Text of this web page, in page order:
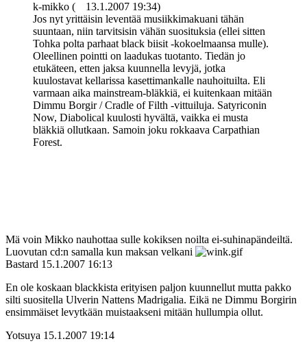
k-mikko (
13.1.2007 19:34)
Jos nyt yrittäisin leventää musiikkimakuani tähän
suuntaan, niin tarvitsisin vähän suosituksia (ellei sitten
Tohka polta parhaat black biisit ‑kokoelmaansa mulle).
Oleellinen pointti on laadukas tuotanto. Tiedän jo
etukäteen, etten jaksa kuunnella levyjä, jotka
kuulostavat kellarissa kasettimankalle nauhoituilta. Eli
varmaan aika mainstream-bläkkiä, ei kuitenkaan mitään
Dimmu Borgir / Cradle of Filth ‑vittuiluja. Satyriconin
Now, Diabolical kuulosti hyvältä, vaikka ei musta
bläkkiä ollutkaan. Samoin joku rokkaava Carpathian
Forest.
Mä voin Mikko nauhottaa sulle kokiksen noilta ei-suhinapändeiltä.
Luovutan cd:n samalla kun maksan velkani
Bastard 15.1.2007 16:13
En ole koskaan blackkista erityisen paljon kuunnellut mutta pakko
silti suositella Ulverin Nattens Madrigalia. Eikä ne Dimmu Borgirin
ensimmäiset levytkään muistaakseni mitään hullumpia ollut.
Yotsuya 15.1.2007 19:14